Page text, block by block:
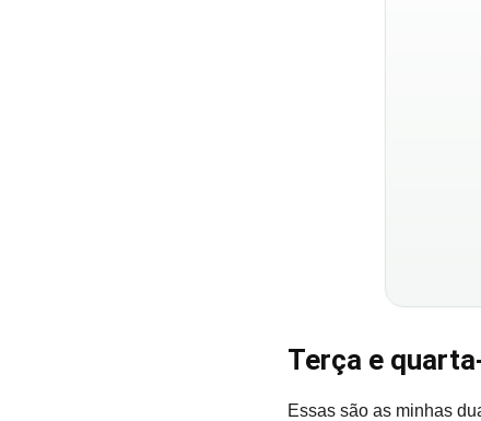
Terça e
Essas são as minhas